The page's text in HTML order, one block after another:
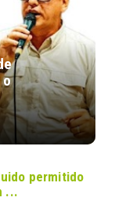
permitido
...